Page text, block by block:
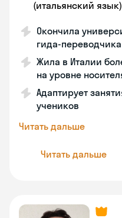
(итальянский язык)
Окончила
гида-переводчика
Жила в Италии
на уровне
Адаптирует
учеников
Читать дальше
Читать дальше